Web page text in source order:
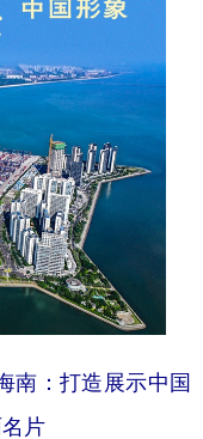
山西
江苏
江西
重庆
南：打造展示中国
片